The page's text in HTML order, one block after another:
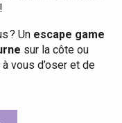
? Un escape game
sur la côte ou
à vous d’oser et de